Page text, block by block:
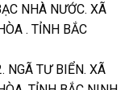
NHÀ NƯỚC. XÃ
. TỈNH BẮC
NGÃ TƯ BIỂN. XÃ